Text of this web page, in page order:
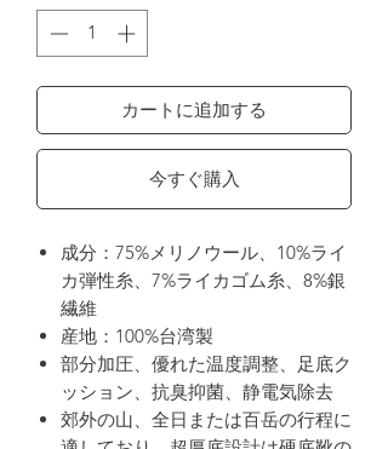
カートに追加する
今すぐ購入
成分：75%メリノウール、10%ライ
カ弾性糸、7%ライカゴム糸、8%銀
繊維
産地：100%台湾製
部分加圧、優れた温度調整、足底ク
ッション、抗臭抑菌、静電気除去
郊外の山、全日または百岳の行程に